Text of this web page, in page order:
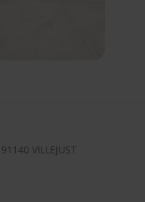
91140 VILLEJUST